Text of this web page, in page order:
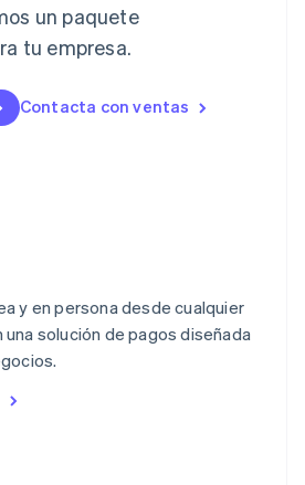
un paquete
tu empresa.
Contacta con ventas
y en persona desde cualquier
solución de pagos diseñada